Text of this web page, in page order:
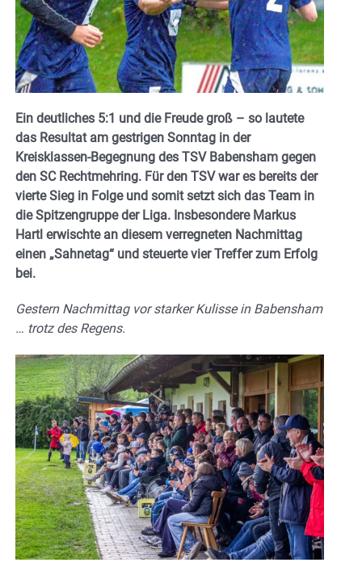
Ein deutliches 5:1 und die Freude groß – so lautete
das Resultat am gestrigen Sonntag in der
Kreisklassen-Begegnung des TSV Babensham gegen
den SC Rechtmehring. Für den TSV war es bereits der
vierte Sieg in Folge und somit setzt sich das Team in
die Spitzengruppe der Liga. Insbesondere Markus
Hartl erwischte an diesem verregneten Nachmittag
einen „Sahnetag“ und steuerte vier Treffer zum Erfolg
bei.
Gestern Nachmittag vor starker Kulisse in Babensham
… trotz des Regens.